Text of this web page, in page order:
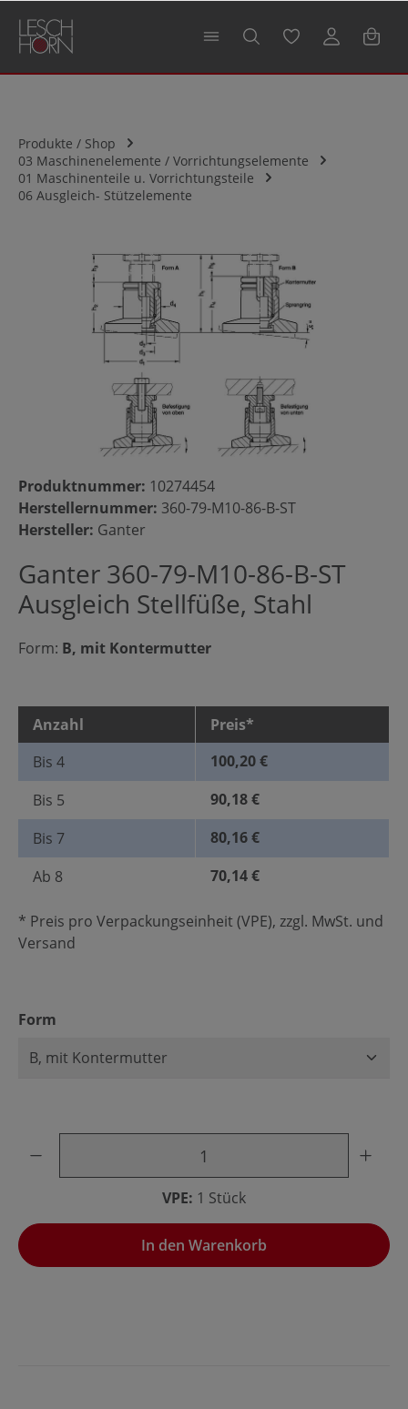
springen
Produkte / Shop
03 Maschinenelemente / Vorrichtungselemente
01 Maschinenteile u. Vorrichtungsteile
06 Ausgleich- Stützelemente
Bildergalerie überspringen
Produktnummer: 10274454
Herstellernummer: 360-79-M10-86-B-ST
Hersteller: Ganter
Ganter 360-79-M10-86-B-ST
Ausgleich Stellfüße, Stahl
Form: B, mit Kontermutter
Anzahl
Preis*
Bis 4
100,20 €
Bis 5
90,18 €
Bis 7
80,16 €
Ab 8 70,14 €
* Preis pro Verpackungseinheit (VPE), zzgl. MwSt. und
Versand
Form
VPE: 1 Stück
In den Warenkorb